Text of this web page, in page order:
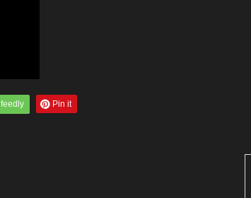
feedly Pin it